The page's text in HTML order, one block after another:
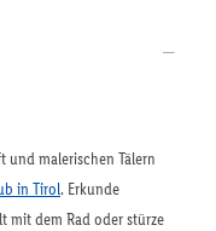
und malerischen Tälern
in Tirol. Erkunde
mit dem Rad oder stürze